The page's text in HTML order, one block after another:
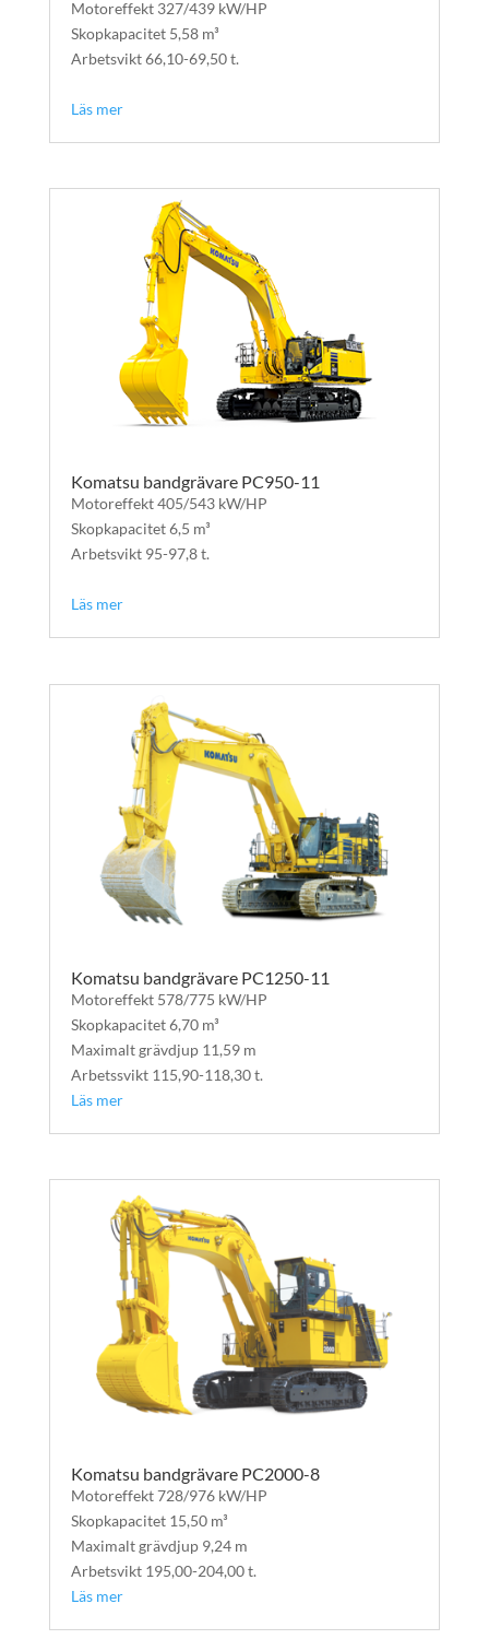
Motoreffekt 327/439 kW/HP
Skopkapacitet 5,58 m³
Arbetsvikt 66,10-69,50 t.
Läs mer
Komatsu bandgrävare PC950-11
Motoreffekt 405/543 kW/HP​
Skopkapacitet 6,5 m³
Arbetsvikt 95-97,8 t.
Läs mer
Komatsu bandgrävare PC1250-11
Motoreffekt 578/775 kW/HP
Skopkapacitet 6,70 m³
Maximalt grävdjup 11,59 m
Arbetssvikt 115,90-118,30 t.
Läs mer
Komatsu bandgrävare PC2000-8
Motoreffekt 728/976 kW/HP
Skopkapacitet 15,50 m³
Maximalt grävdjup 9,24 m
Arbetsvikt 195,00-204,00 t.
Läs mer